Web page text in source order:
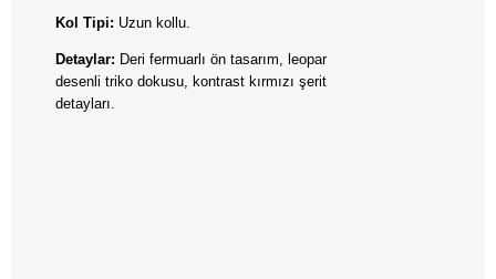
Kol Tipi: Uzun kollu.
Detaylar: Deri fermuarlı ön tasarım, leopar
desenli triko dokusu, kontrast kırmızı şerit
detayları.